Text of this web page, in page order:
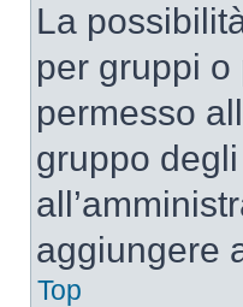
La
per gruppi o
permesso
gruppo
aggiungere
Top